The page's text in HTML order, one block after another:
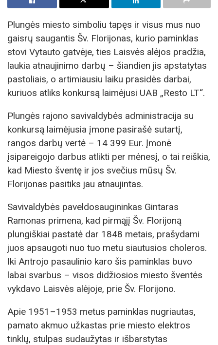
Plungės miesto simboliu tapęs ir visus mus nuo
gaisrų saugantis Šv. Florijonas, kurio paminklas
stovi Vytauto gatvėje, ties Laisvės alėjos pradžia,
laukia atnaujinimo darbų – šiandien jis apstatytas
pastoliais, o artimiausiu laiku prasidės darbai,
kuriuos atliks konkursą laimėjusi UAB „Resto LT“.
Plungės rajono savivaldybės administracija su
konkursą laimėjusia įmone pasirašė sutartį,
rangos darbų vertė – 14 399 Eur. Įmonė
įsipareigojo darbus atlikti per mėnesį, o tai reiškia,
kad Miesto šventę ir jos svečius mūsų Šv.
Florijonas pasitiks jau atnaujintas.
Savivaldybės paveldosaugininkas Gintaras
Ramonas primena, kad pirmąjį Šv. Florijoną
plungiškiai pastatė dar 1848 metais, prašydami
juos apsaugoti nuo tuo metu siautusios choleros.
Iki Antrojo pasaulinio karo šis paminklas buvo
labai svarbus – visos didžiosios miesto šventės
vykdavo Laisvės alėjoje, prie Šv. Florijono.
Apie 1951–1953 metus paminklas nugriautas,
pamato akmuo užkastas prie miesto elektros
tinklų, stulpas sudaužytas ir išbarstytas